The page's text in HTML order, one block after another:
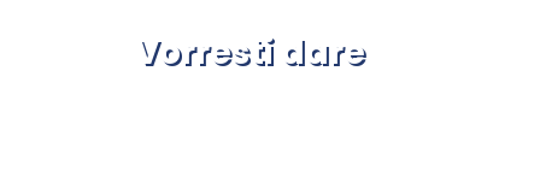
Vorresti dare